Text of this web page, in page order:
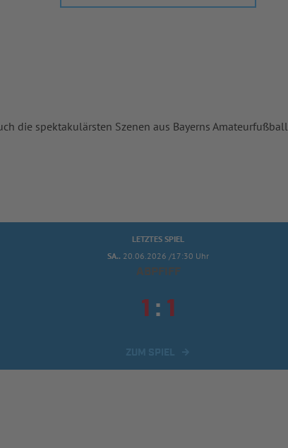
die spektakulärsten Szenen aus Bayerns
LETZTES SPIEL
SA.. 20.06.2026 /17:30 Uhr
ABPFIFF
 : 